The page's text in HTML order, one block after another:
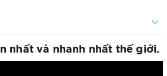
nhất và nhanh nhất thế giới.